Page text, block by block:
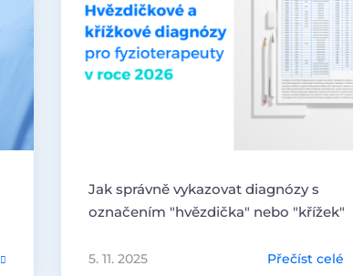
Jak správně vykazovat diagnózy s
označením "hvězdička" nebo "křížek"
5. 11. 2025 Přečíst celé